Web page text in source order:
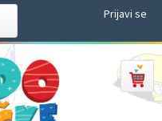
Prijavi se